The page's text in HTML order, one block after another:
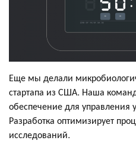
Еще мы делали
стартапа из США. Наша
обеспечение для управления
Разработка оптимизирует
исследований.